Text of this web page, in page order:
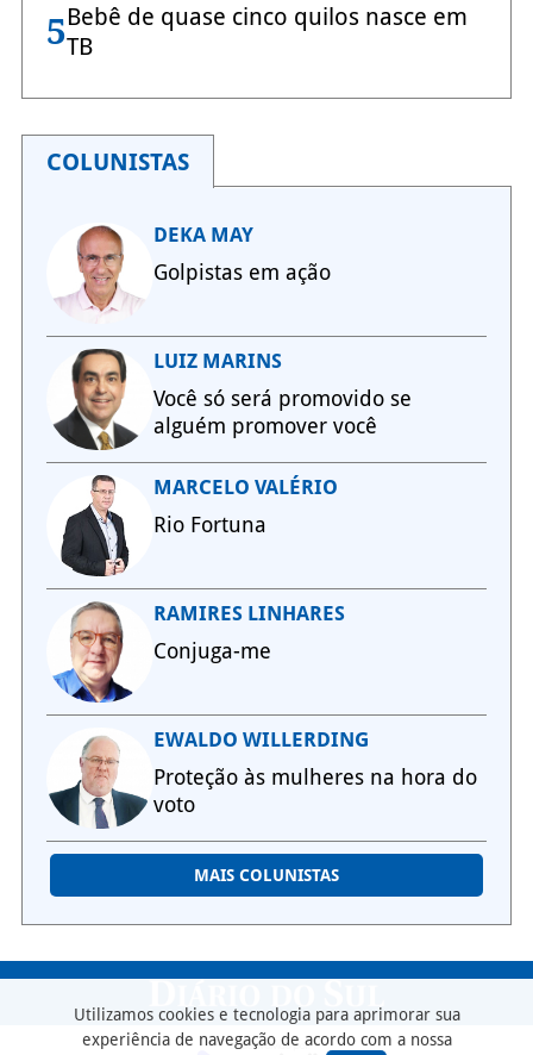
5Bebê de quase cinco quilos nasce em
TB
COLUNISTAS
DEKA MAY
Golpistas em ação
LUIZ MARINS
Você só será promovido se
alguém promover você
MARCELO VALÉRIO
Rio Fortuna
RAMIRES LINHARES
Conjuga-me
EWALDO WILLERDING
Proteção às mulheres na hora do
voto
MAIS COLUNISTAS
Utilizamos cookies e tecnologia para aprimorar sua
experiência de navegação de acordo com a nossa